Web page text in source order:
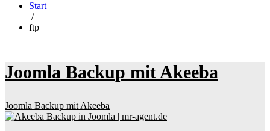
Start
/
ftp
Joomla Backup mit Akeeba
Joomla Backup mit Akeeba